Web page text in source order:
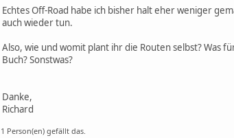
Echtes Off-Road habe ich bisher halt eher weniger
auch wieder tun.
Also, wie und womit plant ihr die Routen selbst? Was
Buch? Sonstwas?
Danke,
Richard
1 Person(en) gefällt das.